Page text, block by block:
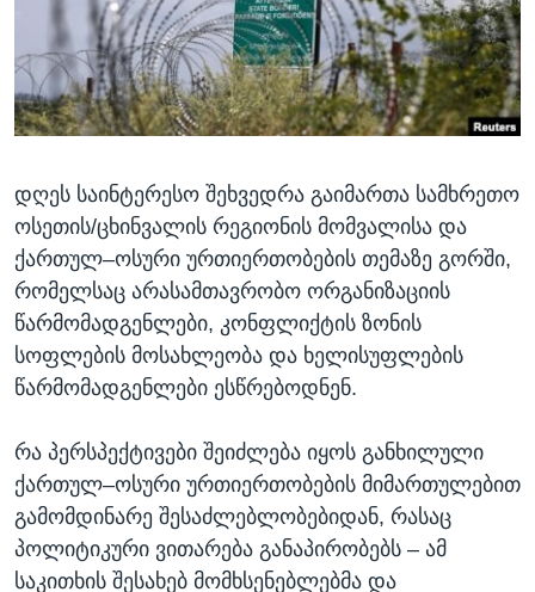
ᲡᲢᲣᲓᲘᲐ ᲕᲐᲨᲘᲜᲒᲢᲝᲜᲘ
ᲔᲙᲝᲜᲝᲛᲘᲙᲐ
ᲯᲐᲜᲛᲠᲗᲔᲚᲝᲑᲐ
ᲛᲔᲪᲜᲘᲔᲠᲔᲑᲐ
ᲙᲣᲚᲢᲣᲠᲐ
ᲒᲐᲚᲘᲚᲔᲝ
ᲓᲔᲖᲘᲜᲤᲝᲠᲛᲐᲪᲘᲐ
Learning English
ᲗᲕᲐᲚᲘ ᲒᲕᲐᲓᲔᲕᲜᲔᲗ
ენები
დღეს საინტერესო შეხვედრა გაიმართა სამხრეთო
ოსეთის/ცხინვალის რეგიონის მომვალისა და
ქართულ–ოსური ურთიერთობების თემაზე გორში,
რომელსაც არასამთავრობო ორგანიზაციის
წარმომადგენლები, კონფლიქტის ზონის
სოფლების მოსახლეობა და ხელისუფლების
წარმომადგენლები ესწრებოდნენ.
რა პერსპექტივები შეიძლება იყოს განხილული
ქართულ–ოსური ურთიერთობების მიმართულებით
გამომდინარე შესაძლებლობებიდან, რასაც
პოლიტიკური ვითარება განაპირობებს – ამ
საკითხის შესახებ მომხსენებლებმა და